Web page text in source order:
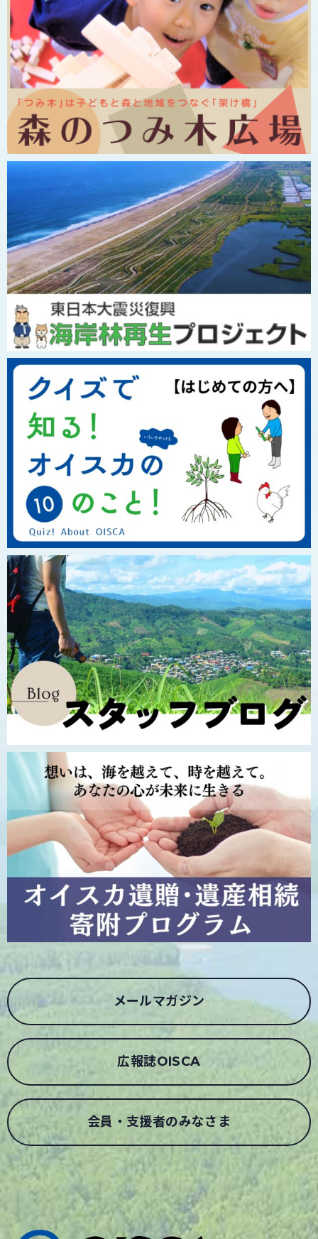
メールマガジン
広報誌OISCA
会員・支援者のみなさま